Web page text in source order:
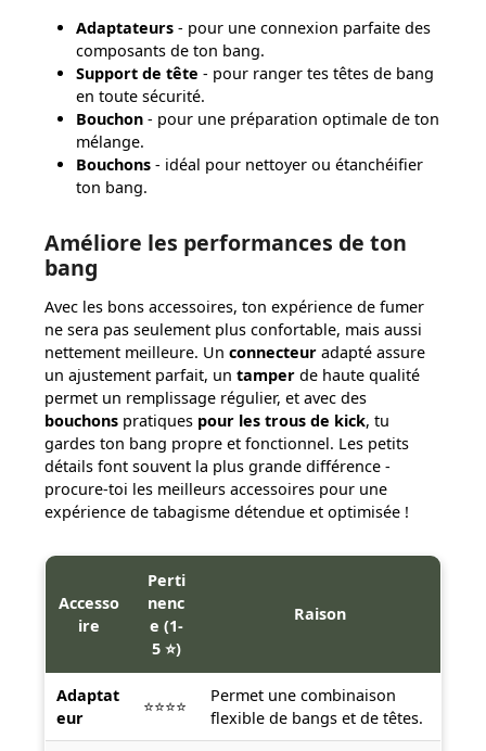
Adaptateurs- pour une connexion parfaite des
composants de ton bang.
Support de tête - pour ranger tes têtes de bang
en toute sécurité.
Bouchon- pour une préparation optimale de ton
mélange.
Bouchons- idéal pour nettoyer ou étanchéifier
ton bang.
Améliore les performances de ton
bang
Avec les bons accessoires, ton expérience de fumer
ne sera pas seulement plus confortable, mais aussi
nettement meilleure. Un connecteur adapté assure
un ajustement parfait, un tamper de haute qualité
permet un remplissage régulier, et avec des
bouchons pratiques pour les trous de kick, tu
gardes ton bang propre et fonctionnel. Les petits
détails font souvent la plus grande différence -
procure-toi les meilleurs accessoires pour une
expérience de tabagisme détendue et optimisée !
Accesso
ire
Perti
nenc
e (1-
5 ⭐)
Raison
Adaptat
eur
⭐⭐⭐⭐
Permet une combinaison
flexible de bangs et de têtes.